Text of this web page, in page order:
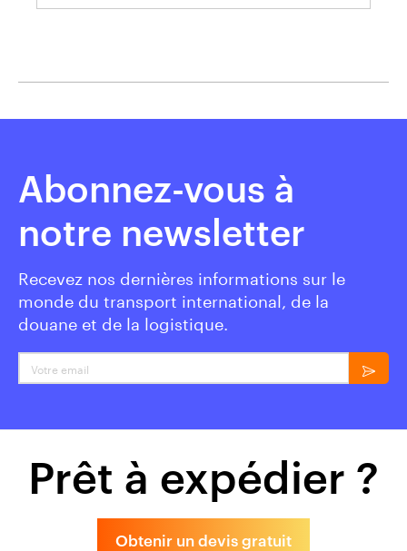
Abonnez-vous à
notre newsletter
Recevez nos dernières informations sur le
monde du transport international, de la
douane et de la logistique.
Votre email
Prêt à expédier ?
Obtenir un devis gratuit